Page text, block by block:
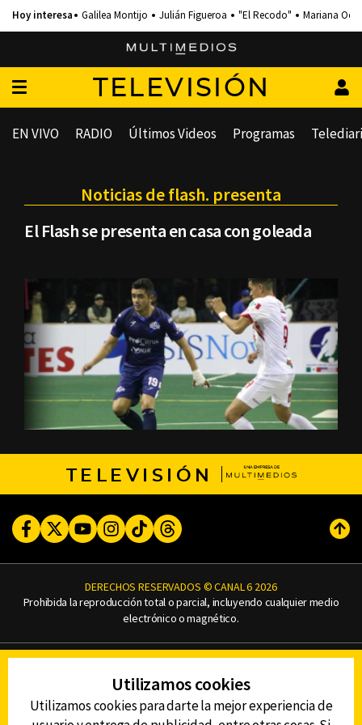
Galilea Montijo Julián Figueroa "El Recodo" Mariana
TELEVISIÓN
EN VIVO RADIO Últimos Videos Programas
Noticias de flash. presenta
El Flash se presenta en casa con goleada
TELEVISIÓN
FacebookTwitterYoutubeInstagram
TikTokThreads
DERECHOS RESERVADOS © CANAL 6 2026
Prohibida la reproducción total o parcial, incluyendo cualquier medio
electrónico o magnético.
AVISO DE PRIVACIDAD
DEFENSORÍA DE LAS AUDIENCIAS
Utilizamos cookies
Utilizamos cookies para darte la mejor experiencia de